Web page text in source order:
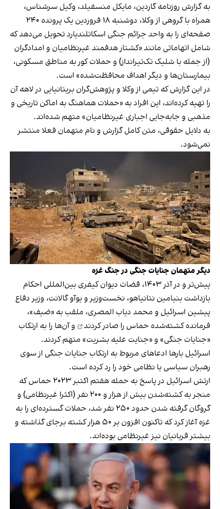
به گزارش روزنامه گاردین، مایکل منسفیلد، وکیل سرشناس،
همراه با گروهی از وکلا، دوشنبه ۱۸ فروردین یک پرونده ۲۴۰
صفحه‌ای را به واحد جرائم جنگی اسکاتلندیارد تحویل می‌دهد که
شامل اتهاماتی مانند «کشتار هدفمند غیرنظامیان و امدادگران
(از جمله با شلیک تک‌تیرانداز) و حملات کور به مناطق مسکونی،
بیمارستان‌ها و دیگر اهداف محافظت‌شده» است.
در این گزارش که تیمی از وکلا و پژوهش‌گران بریتانیایی در لاهه آن
را تهیه کرده‌اند، این افراد به «حملات هماهنگ به اماکن تاریخی و
مذهبی و جابه‌جایی اجباری غیرنظامیان» متهم شده‌اند.
به دلایل حقوقی، متن کامل گزارش و نام متهمان فعلا منتشر
نمی‌شود.
دیگر متهمان جنایات جنگی در جنگ غزه
پیش‌تر و در آذر ۱۴۰۳، قضات دیوان کیفری بین‌المللی احکام‌
بازداشت بنیامین نتانیاهو، نخست‌وزیر و یوآو گالانت، وزیر دفاع
پیشین اسرائیل و محمد دیاب المصری، ملقب به «ضیف»،
فرمانده کشته‌شده حماس را صادر کردند
و آن‌ها را به ارتکاب
«جنایات جنگی» و «جنایت علیه بشریت» متهم کردند.
اسرائیل بارها ادعاهای مربوط به ارتکاب جنایات جنگی از سوی
رهبران سیاسی یا نظامی خود را رد کرده است.
ارتش اسرائیل در پاسخ به حمله هفتم اکتبر ۲۰۲۳ حماس که
منجر به کشته‌شدن بیش از هزار و ۲۰۰ نفر (اکثرا غیرنظامی) و
گروگان‌ گرفته شدن حدود ۲۵۰ نفر شد، حملات گسترده‌ای را به
غزه آغاز کرد که تاکنون افزون بر ۵۰ هزار کشته برجای گذاشته و
بیشتر قربانیان نیز غیرنظامی بوده‌اند.